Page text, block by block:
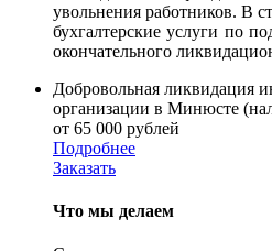
увольнения работников. В
бухгалтерские услуги по
окончательного
Добровольная ликвидация
организации в Минюсте
от 65 000 рублей
Подробнее
Заказать
Что мы делаем